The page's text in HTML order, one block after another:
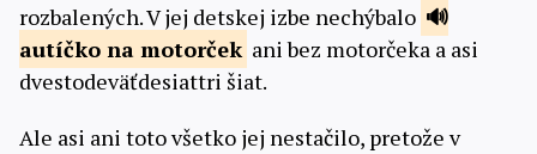
rozbalených. V jej detskej izbe nechýbalo
autíčko na motorček ani bez motorčeka a asi
dvestodeväťdesiattri šiat.
Ale asi ani toto všetko jej nestačilo, pretože v